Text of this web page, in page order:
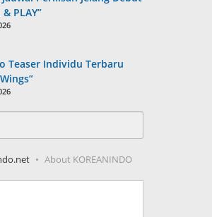
PLAY”
Teaser Individu Terbaru
About KOREANINDO